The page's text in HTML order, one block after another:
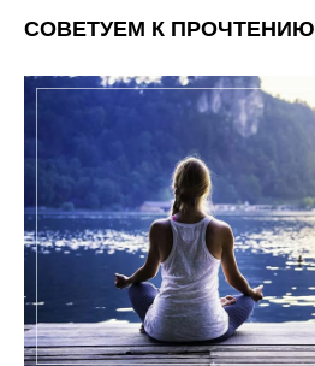
СОВЕТУЕМ К ПРОЧТЕНИЮ